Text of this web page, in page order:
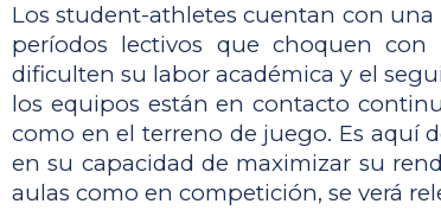
Los student-athletes cuentan con una
períodos lectivos que choquen
dificulten su labor académica y el
los equipos están en contacto
como en el terreno de juego. Es aquí
en su capacidad de maximizar su
aulas como en competición, se verá